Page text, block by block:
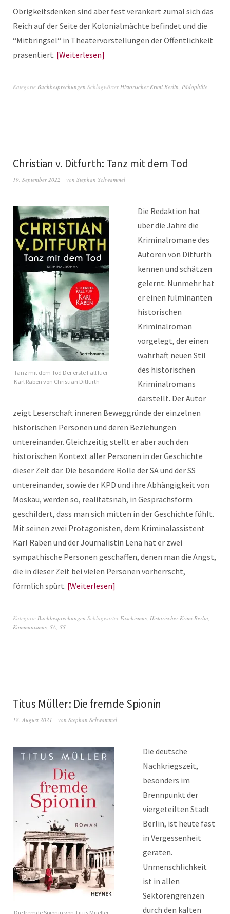
Obrigkeitsdenken sind aber fest verankert zumal sich das
Reich auf der Seite der Kolonialmächte befindet und die
“Mitbringsel“ in Theatervorstellungen der Öffentlichkeit
präsentiert. Weiterlesen
Kategorie Buchbesprechungen SchlagwörterHistorischer Krimi.Berlin, Pädophilie
Christian v. Ditfurth: Tanz mit dem Tod
19. September 2022 von Stephan Schwammel
Tanz mit dem Tod Der erste Fall fuer
Karl Raben von Christian Ditfurth
Die Redaktion hat
über die Jahre die
Kriminalromane des
Autoren von Ditfurth
kennen und schätzen
gelernt. Nunmehr hat
er einen fulminanten
historischen
Kriminalroman
vorgelegt, der einen
wahrhaft neuen Stil
des historischen
Kriminalromans
darstellt. Der Autor
zeigt Leserschaft inneren Beweggründe der einzelnen
historischen Personen und deren Beziehungen
untereinander. Gleichzeitig stellt er aber auch den
historischen Kontext aller Personen in der Geschichte
dieser Zeit dar. Die besondere Rolle der SA und der SS
untereinander, sowie der KPD und ihre Abhängigkeit von
Moskau, werden so, realitätsnah, in Gesprächsform
geschildert, dass man sich mitten in der Geschichte fühlt.
Mit seinen zwei Protagonisten, dem Kriminalassistent
Karl Raben und der Journalistin Lena hat er zwei
sympathische Personen geschaffen, denen man die Angst,
die in dieser Zeit bei vielen Personen vorherrscht,
förmlich spürt. Weiterlesen
Kategorie Buchbesprechungen SchlagwörterFaschismus, Historischer Krimi.Berlin,
Kommunismus, SA, SS
Titus Müller: Die fremde Spionin
18. August 2021 von Stephan Schwammel
Die deutsche
Nachkriegszeit,
besonders im
Brennpunkt der
viergeteilten Stadt
Berlin, ist heute fast
in Vergessenheit
geraten.
Unmenschlichkeit
ist in allen
Sektorengrenzen
durch den kalten